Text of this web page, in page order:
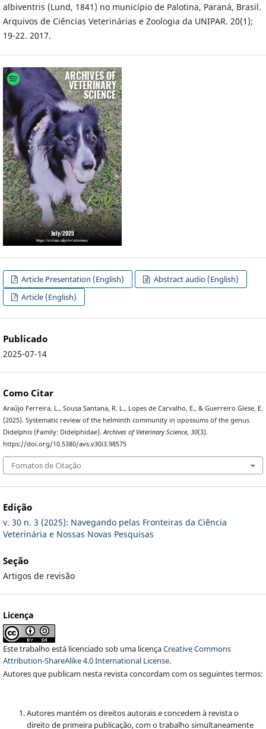
albiventris (Lund, 1841) no município de Palotina, Paraná, Brasil.
Arquivos de Ciências Veterinárias e Zoologia da UNIPAR. 20(1);
19-22. 2017.
Article Presentation (English)
Abstract audio (English)
Article (English)
Publicado
2025-07-14
Como Citar
Araújo Ferreira, L., Sousa Santana, R. L., Lopes de Carvalho, E., & Guerreiro Giese, E.
(2025). Systematic review of the helminth community in opossums of the genus
Didelphis (Family: Didelphidae).Archives of Veterinary Science, 30(3).
https://doi.org/10.5380/avs.v30i3.98575
Fomatos de Citação
Edição
v. 30 n. 3 (2025): Navegando pelas Fronteiras da Ciência
Veterinária e Nossas Novas Pesquisas
Seção
Artigos de revisão
Licença
Este trabalho está licenciado sob uma licençaCreative Commons
Attribution-ShareAlike 4.0 International License.
Autores que publicam nesta revista concordam com os seguintes termos:
Autores mantém os direitos autorais e concedem à revista o
direito de primeira publicação, com o trabalho simultaneamente